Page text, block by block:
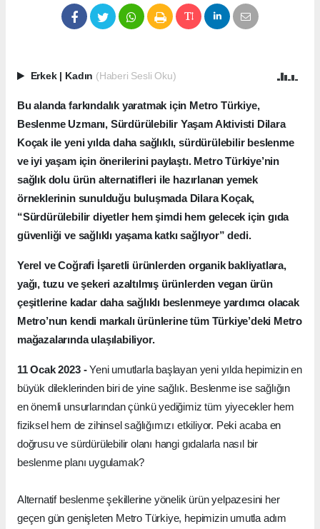
Erkek | Kadın (Haberi Sesli Oku)
Bu alanda farkındalık yaratmak için Metro Türkiye,
Beslenme Uzmanı, Sürdürülebilir Yaşam Aktivisti Dilara
Koçak ile yeni yılda daha sağlıklı, sürdürülebilir beslenme
ve iyi yaşam için önerilerini paylaştı. Metro Türkiye’nin
sağlık dolu ürün alternatifleri ile hazırlanan yemek
örneklerinin sunulduğu buluşmada Dilara Koçak,
“Sürdürülebilir diyetler hem şimdi hem gelecek için gıda
güvenliği ve sağlıklı yaşama katkı sağlıyor” dedi.
Yerel ve Coğrafi İşaretli ürünlerden organik bakliyatlara,
yağı, tuzu ve şekeri azaltılmış ürünlerden vegan ürün
çeşitlerine kadar daha sağlıklı beslenmeye yardımcı olacak
Metro’nun kendi markalı ürünlerine tüm Türkiye’deki Metro
mağazalarında ulaşılabiliyor.
11 Ocak 2023 -Yeni umutlarla başlayan yeni yılda hepimizin en
büyük dileklerinden biri de yine sağlık. Beslenme ise sağlığın
en önemli unsurlarından çünkü yediğimiz tüm yiyecekler hem
fiziksel hem de zihinsel sağlığımızı etkiliyor. Peki acaba en
doğrusu ve sürdürülebilir olanı hangi gıdalarla nasıl bir
beslenme planı uygulamak?
Alternatif beslenme şekillerine yönelik ürün yelpazesini her
geçen gün genişleten Metro Türkiye, hepimizin umutla adım